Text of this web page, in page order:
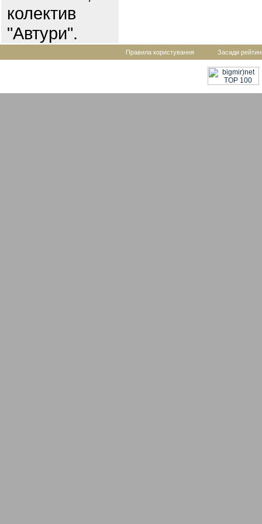
колектив
"Автури".
Правила користування Засади